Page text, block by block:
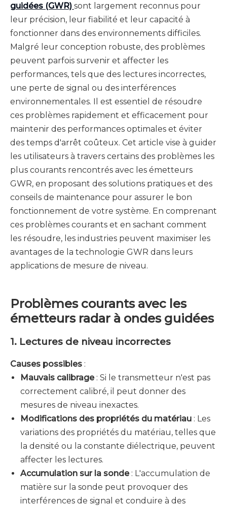
guidées (GWR) sont largement reconnus pour
leur précision, leur fiabilité et leur capacité à
fonctionner dans des environnements difficiles.
Malgré leur conception robuste, des problèmes
peuvent parfois survenir et affecter les
performances, tels que des lectures incorrectes,
une perte de signal ou des interférences
environnementales. Il est essentiel de résoudre
ces problèmes rapidement et efficacement pour
maintenir des performances optimales et éviter
des temps d'arrêt coûteux. Cet article vise à guider
les utilisateurs à travers certains des problèmes les
plus courants rencontrés avec les émetteurs
GWR, en proposant des solutions pratiques et des
conseils de maintenance pour assurer le bon
fonctionnement de votre système. En comprenant
ces problèmes courants et en sachant comment
les résoudre, les industries peuvent maximiser les
avantages de la technologie GWR dans leurs
applications de mesure de niveau.
Problèmes courants avec les
émetteurs radar à ondes guidées
1. Lectures de niveau incorrectes
Causes possibles :
Mauvais calibrage : Si le transmetteur n'est pas
correctement calibré, il peut donner des
mesures de niveau inexactes.
Modifications des propriétés du matériau : Les
variations des propriétés du matériau, telles que
la densité ou la constante diélectrique, peuvent
affecter les lectures.
Accumulation sur la sonde : L'accumulation de
matière sur la sonde peut provoquer des
interférences de signal et conduire à des